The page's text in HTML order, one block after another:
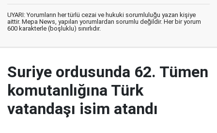
UYARI: Yorumların her türlü cezai ve hukuki sorumluluğu yazan kişiye
aittir. Mepa News, yapılan yorumlardan sorumlu değildir. Her bir yorum
600 karakterle (boşluklu) sınırlıdır.
Suriye ordusunda 62. Tümen
komutanlığına Türk
vatandaşı isim atandı